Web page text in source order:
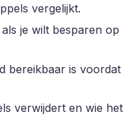
vergelijkt.
je wilt besparen op
bereikbaar is voordat
verwijdert en wie het